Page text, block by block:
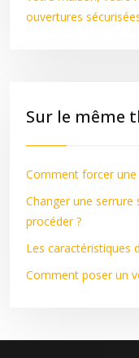
ouvertures
Sur le même
Comment forcer une
Changer une
procéder ?
Les caractéristiques
Comment poser un